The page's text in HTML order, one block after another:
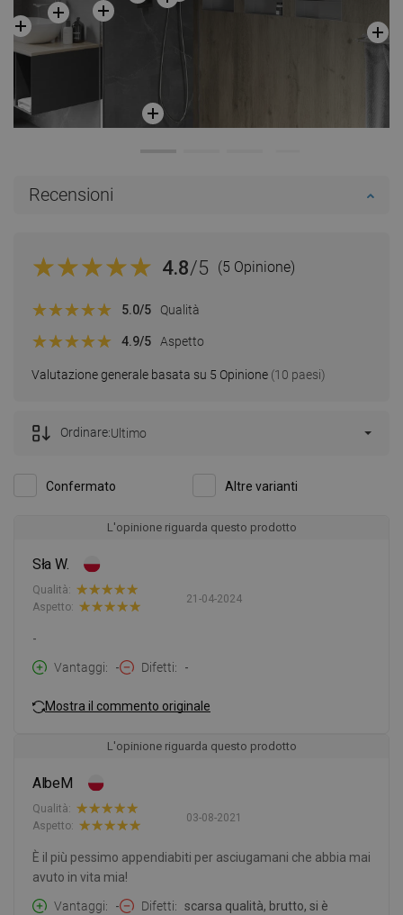
Recensioni
4.8/5 (5 Opinione)
Valutazione generale basata su 5 Opinione (10 paesi)
5.0/5 Qualità
4.9/5 Aspetto
Confermato Altre varianti
Ordinare:Ultimo
L'opinione riguarda questo prodotto
Sła W.
21-04-2024
Qualità:
Aspetto:
-
Vantaggi
- Difetti -
Mostra il commento originale
L'opinione riguarda questo prodotto
AlbeM
03-08-2021
Qualità:
Aspetto:
È il più pessimo appendiabiti per asciugamani che abbia mai
avuto in vita mia!
Vantaggi
- Difetti
scarsa qualità, brutto, si è